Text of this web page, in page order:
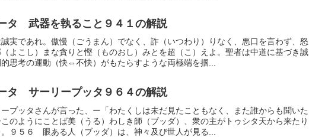
タ 武器を執ること９４１の解説
実であれ。傲慢（ごうまん）でなく、詐（いつわり）りなく、悪口を言わず、怒
よこし）まな貪りと慳（ものおし）みとを超（こ）えよ。聖者は中道に基づき誠
思考の運動（快⇔不快）がもたらすような両極端を掴...
タ サーリープッタ９６４の解説
プッタさんが言った、ー「わたくしは未だ見たこともなく、また誰からも聞いた
のようにことば美（うる）わしき師（ブッダ）、衆の主がトゥシタ天から来たり
９５６ 眼ある人（ブッダ）は、神々及び世人が見る...